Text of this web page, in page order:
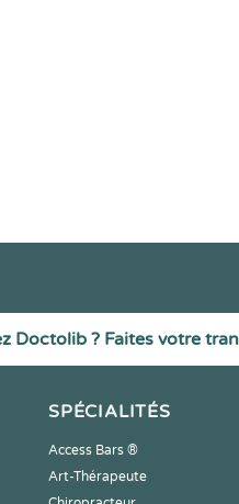
Doctolib ? Faites votre
SPÉCIALITÉS
Access Bars ®
Art-Thérapeute